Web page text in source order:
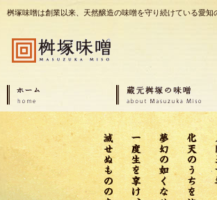
桝塚味噌は創業以来、天然醸造の味噌を守り続けている愛知